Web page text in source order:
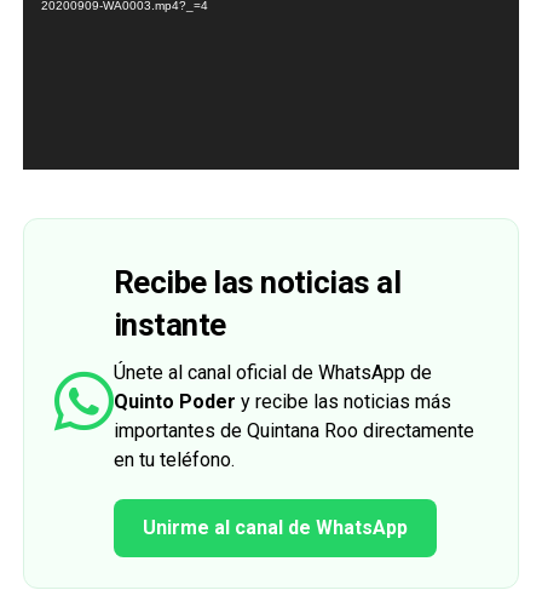
20200909-WA0003.mp4?_=4
Recibe las noticias al
instante
Únete al canal oficial de WhatsApp de
Quinto Poder y recibe las noticias más
importantes de Quintana Roo directamente
en tu teléfono.
Unirme al canal de WhatsApp